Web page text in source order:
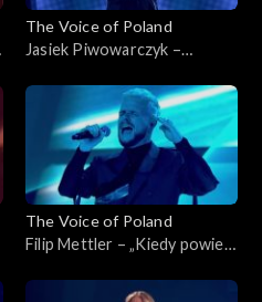
The Voice of Poland
Jasiek Piwowarczyk –
Voice of Poland”, Live 2, 15
listopada 2025
The Voice of Poland
Filip Mettler – „Kiedy powiem
Poland”, Live 2, 15 listopada